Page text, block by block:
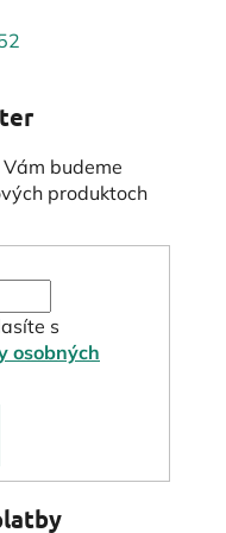
budeme
produktoch
s
osobných